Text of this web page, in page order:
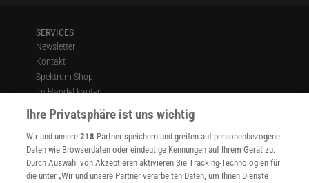
SERVICES
Newsletter
Kontakt
Spektrum Shop
Im Handel kaufen
Presse
Verträge kündigen
Widerruf
INFO
Mediadaten
Ihre Privatsphäre ist uns wichtig
Wir und unsere218-Partner speichern und greifen auf personenbezogene
Daten wie Browserdaten oder eindeutige Kennungen auf Ihrem Gerät zu.
Durch Auswahl von Akzeptieren aktivieren Sie Tracking-Technologien für
die unter „Wir und unsere Partner verarbeiten Daten, um Ihnen Dienste